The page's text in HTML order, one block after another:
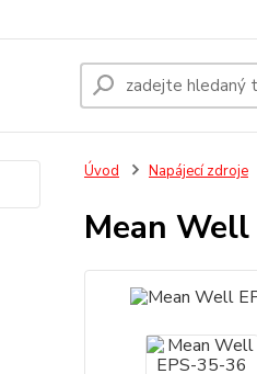
Úvod Napájecí zdroje
Mean